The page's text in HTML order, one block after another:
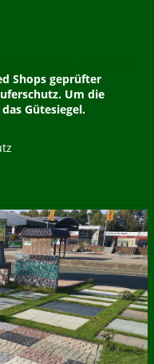
Shops geprüfter
Um die
Gütesiegel.